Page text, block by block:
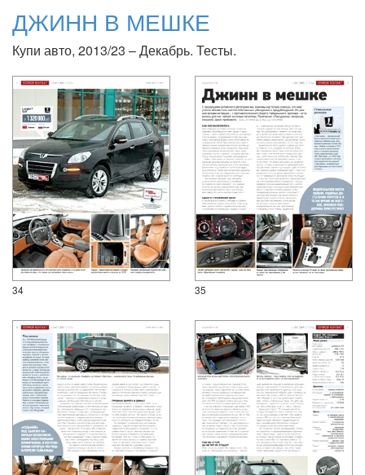
ДЖИНН В МЕШКЕ
Купи авто, 2013/23 – Декабрь. Тесты.
34 35